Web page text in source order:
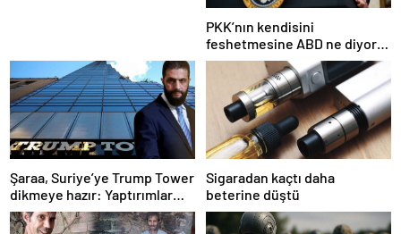
PKK’nın kendisini
feshetmesine ABD ne diyor?
İlk açıklama
Şaraa, Suriye’ye Trump Tower
dikmeye hazır: Yaptırımlar
bitsin yeter
Sigaradan kaçtı daha
beterine düştü